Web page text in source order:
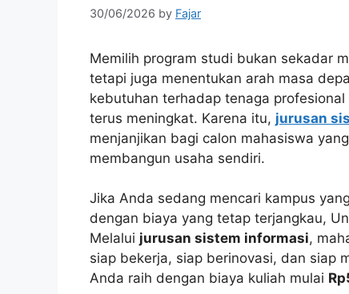
30/06/2026 by Fajar
Memilih program studi bukan sekadar
tetapi juga menentukan arah masa
kebutuhan terhadap tenaga
terus meningkat. Karena itu, jurusan
menjanjikan bagi calon mahasiswa
membangun usaha sendiri.
Jika Anda sedang mencari kampus
dengan biaya yang tetap terjangkau,
Melalui jurusan sistem informasi,
siap bekerja, siap berinovasi, dan siap
Anda raih dengan biaya kuliah mulai